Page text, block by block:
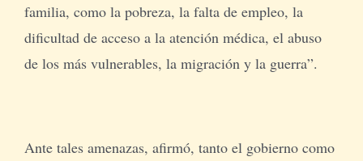
familia, como la pobreza, la falta de empleo, la
dificultad de acceso a la atención médica, el abuso
de los más vulnerables, la migración y la guerra”.
Ante tales amenazas, afirmó, tanto el gobierno como